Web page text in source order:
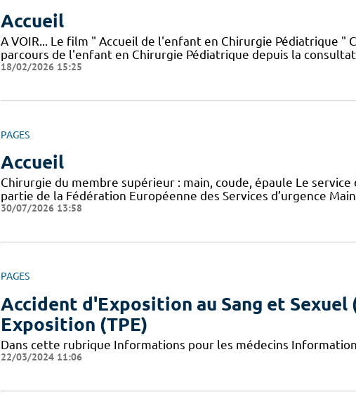
Accueil
A VOIR... Le film " Accueil de l'enfant en Chirurgie Pédiatrique "
parcours de l'enfant en Chirurgie Pédiatrique depuis la
18/02/2026 15:25
PAGES
Accueil
Chirurgie du membre supérieur : main, coude, épaule Le
partie de la Fédération Européenne des Services d’urgence
30/07/2026 13:58
PAGES
Accident d'Exposition au Sang et Sexuel
Exposition (TPE)
Dans cette rubrique Informations pour les médecins
22/03/2024 11:06